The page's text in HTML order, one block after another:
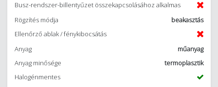
Busz-rendszer-billentyűzet összekapcsolásához alkalmas
Rögzítés módja
beakasztás
Ellenőrző ablak / fénykibocsátás
Anyag
műanyag
Anyag minősége
termoplasztik
Halogénmentes